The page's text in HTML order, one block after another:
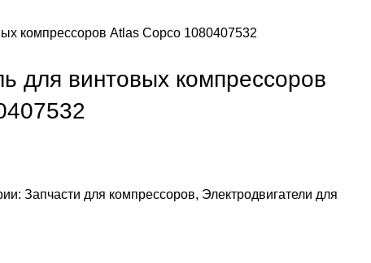
компрессоров Atlas Copco 1080407532
для винтовых компрессоров
Запчасти для компрессоров, Электродвигатели для